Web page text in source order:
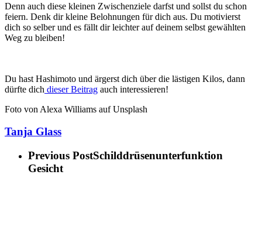
Denn auch diese kleinen Zwischenziele darfst und sollst du schon
feiern. Denk dir kleine Belohnungen für dich aus. Du motivierst
dich so selber und es fällt dir leichter auf deinem selbst gewählten
Weg zu bleiben!
Du hast Hashimoto und ärgerst dich über die lästigen Kilos, dann
dürfte dich dieser Beitrag auch interessieren!
Foto von Alexa Williams auf Unsplash
Tanja Glass
Previous PostSchilddrüsenunterfunktion
Gesicht